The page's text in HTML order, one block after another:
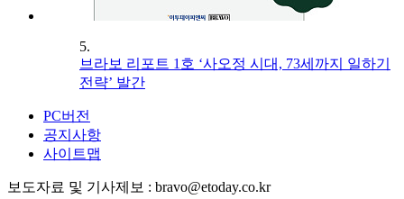
5.
브라보 리포트 1호 ‘사오정 시대, 73세까지 일하기
전략’ 발간
PC버전
공지사항
사이트맵
보도자료 및 기사제보 : bravo@etoday.co.kr